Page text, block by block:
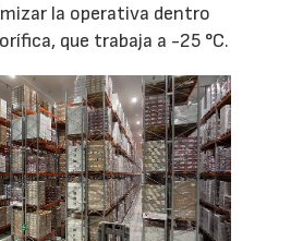
la operativa dentro
que trabaja a -25 °C.